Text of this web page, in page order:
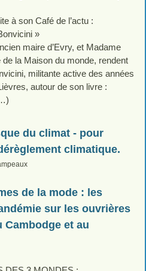
à son Café de l’actu :
»
maire d’Evry, et Madame
la Maison du monde, rendent
militante active des années
autour de son livre :
du climat - pour
climatique.
de la mode : les
sur les ouvrières
Cambodge et au